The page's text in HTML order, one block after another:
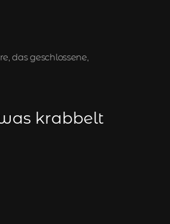
das geschlossene,
krabbelt